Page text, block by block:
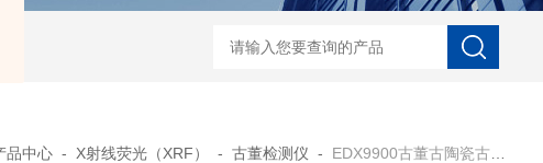
ISD-NI-RX85-G13工业用3D显微X射线CT扫描设备 EDX1800BRohs指令环
品中心 - X射线荧光（XRF） -古董检测仪 - EDX9900古董古陶瓷古青铜器成分分析光谱仪